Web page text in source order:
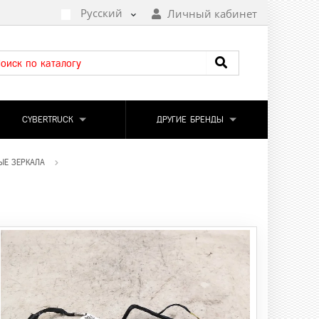
Русский Личный кабинет
CYBERTRUCK ДРУГИЕ БРЕНДЫ
ЗЕРКАЛА